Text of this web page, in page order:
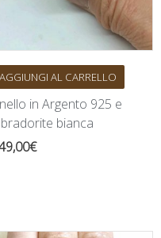
AGGIUNGI AL CARRELLO
in Argento 925 e
bianca
€